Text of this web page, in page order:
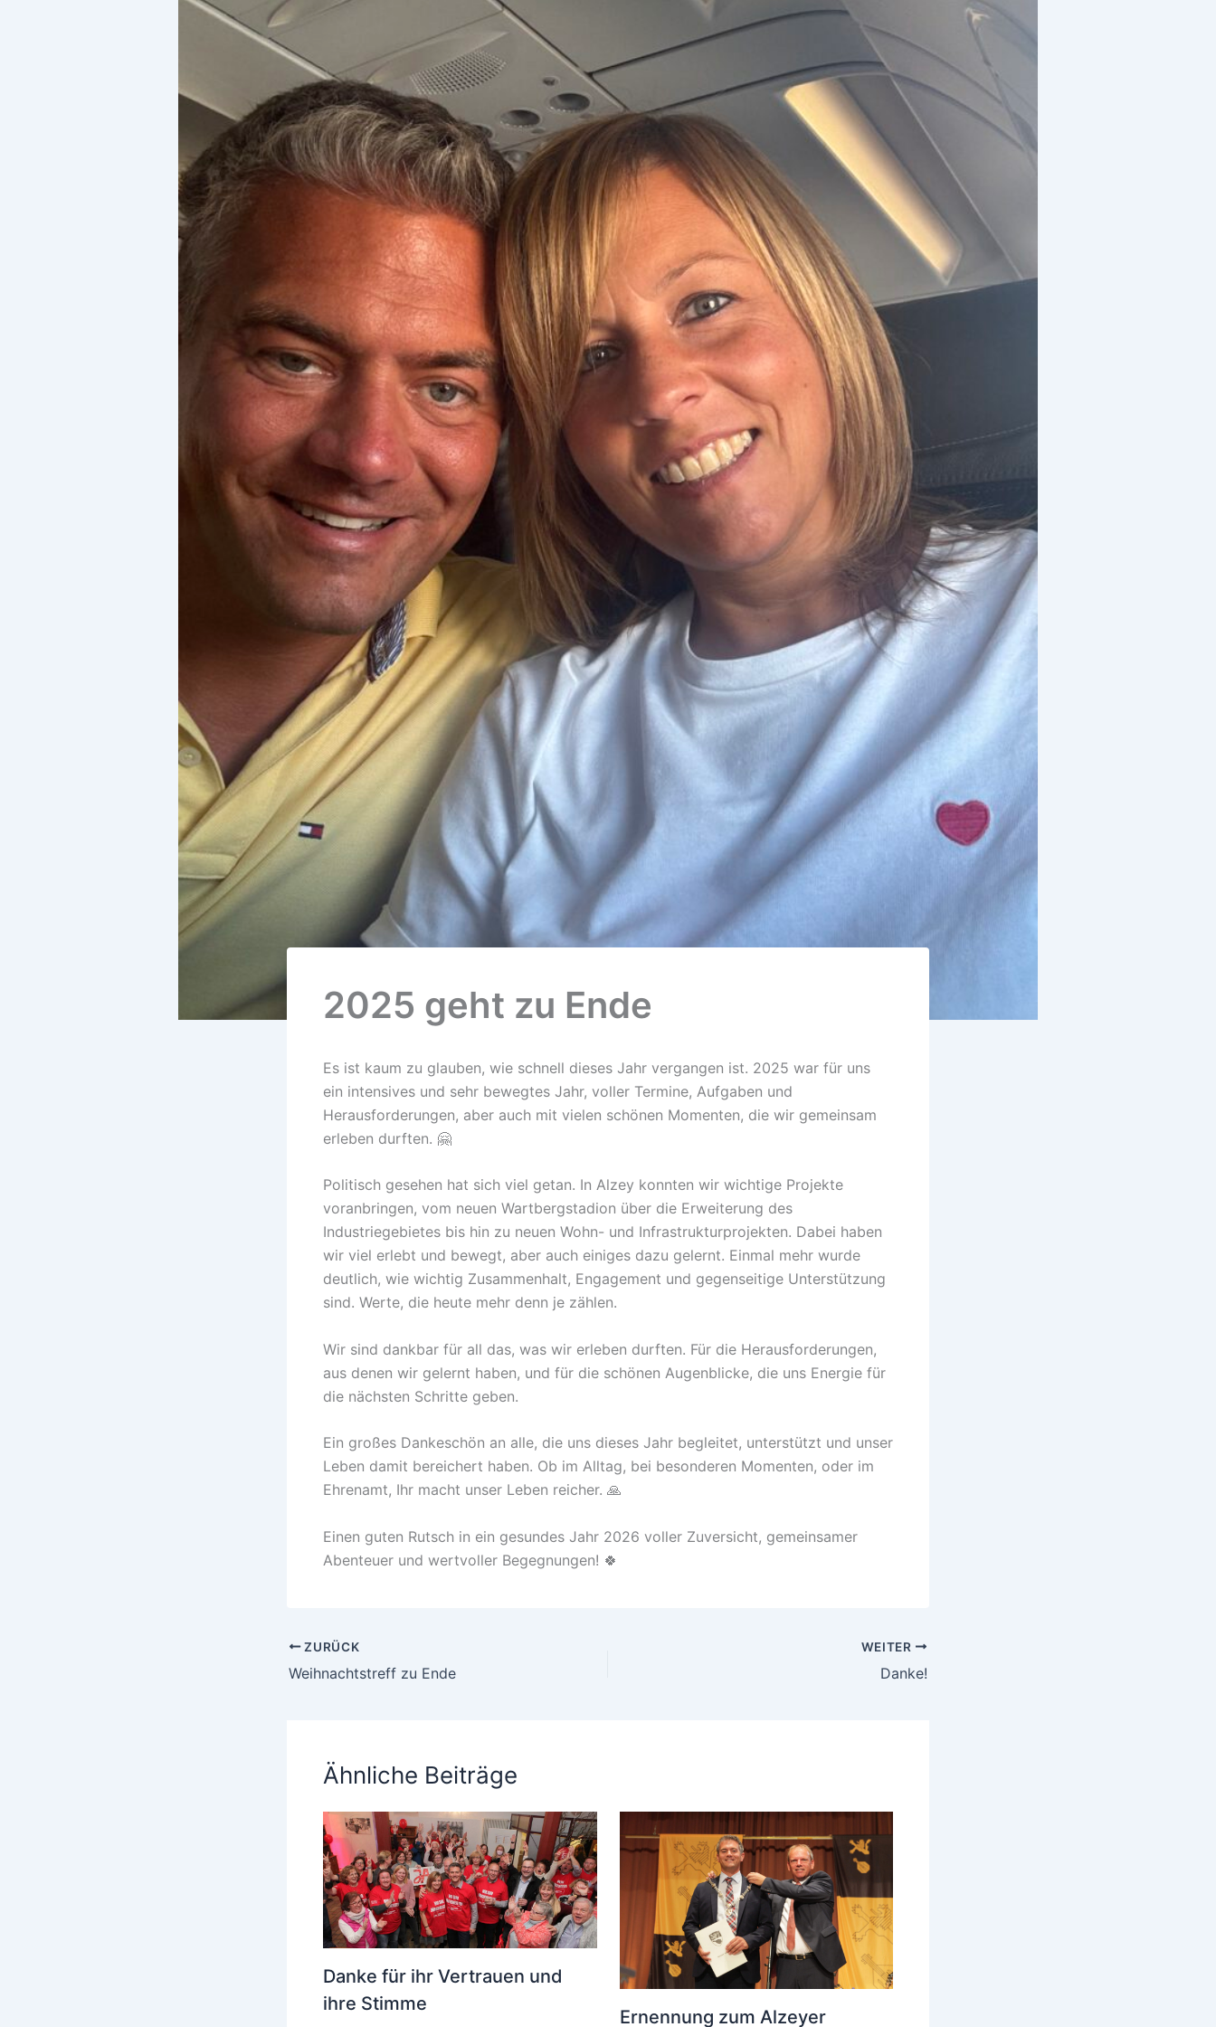
2025 geht zu Ende
Es ist kaum zu glauben, wie schnell dieses Jahr vergangen ist. 2025 war für uns
ein intensives und sehr bewegtes Jahr, voller Termine, Aufgaben und
Herausforderungen, aber auch mit vielen schönen Momenten, die wir gemeinsam
erleben durften. 🤗
Politisch gesehen hat sich viel getan. In Alzey konnten wir wichtige Projekte
voranbringen, vom neuen Wartbergstadion über die Erweiterung des
Industriegebietes bis hin zu neuen Wohn- und Infrastrukturprojekten. Dabei haben
wir viel erlebt und bewegt, aber auch einiges dazu gelernt. Einmal mehr wurde
deutlich, wie wichtig Zusammenhalt, Engagement und gegenseitige Unterstützung
sind. Werte, die heute mehr denn je zählen.
Wir sind dankbar für all das, was wir erleben durften. Für die Herausforderungen,
aus denen wir gelernt haben, und für die schönen Augenblicke, die uns Energie für
die nächsten Schritte geben.
Ein großes Dankeschön an alle, die uns dieses Jahr begleitet, unterstützt und unser
Leben damit bereichert haben. Ob im Alltag, bei besonderen Momenten, oder im
Ehrenamt, Ihr macht unser Leben reicher. 🙏
Einen guten Rutsch in ein gesundes Jahr 2026 voller Zuversicht, gemeinsamer
Abenteuer und wertvoller Begegnungen! 🍀
ZURÜCK
Weihnachtstreff zu Ende
WEITER
Danke!
Ähnliche Beiträge
Danke für ihr Vertrauen und
ihre Stimme
Ernennung zum Alzeyer